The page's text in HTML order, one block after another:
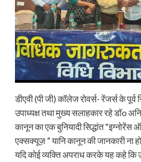
डीएवी (पी जी) कॉलेज रोवर्स- रेंजर्स के
उपाध्यक्ष तथा मुख्य सलाहकार रहे डॉo
कानून का एक बुनियादी सिद्धांत “इग्नोरेंस
एक्सक्यूज़ ” यानि कानून की जानकारी ना
यदि कोई व्यक्ति अपराध करके यह कहे कि